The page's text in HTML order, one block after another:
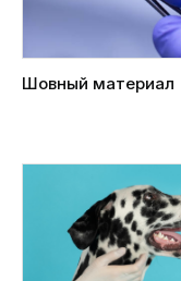
Шовный материал